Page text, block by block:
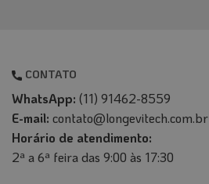
CONTATO
WhatsApp: (11) 91462-8559
E-mail: contato@longevitech.com.br
Horário de atendimento:
2ª a 6ª feira das 9:00 às 17:30